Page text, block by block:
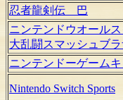
忍者龍剣伝 巴
ニンテンドウオールス
大乱闘スマッシュブ
ニンテンドーゲーム
Nintendo Switch Sports